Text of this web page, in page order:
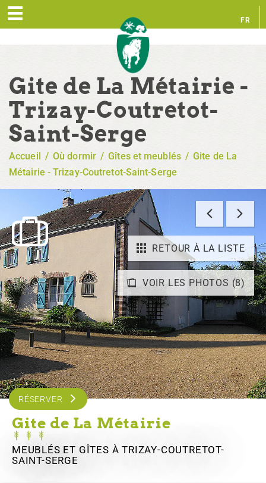
FR
Gite de La Métairie -
Trizay-Coutretot-
Saint-Serge
Accueil / Où dormir / Gîtes et meublés / Gite de La
Métairie - Trizay-Coutretot-Saint-Serge
VOIR LES PHOTOS (8)
RETOUR À LA LISTE
RÉSERVER
Gite de La Métairie
MEUBLÉS ET GÎTES À TRIZAY-COUTRETOT-
SAINT-SERGE